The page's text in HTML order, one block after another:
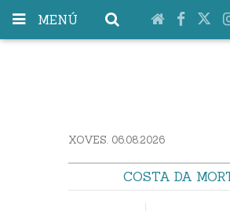
MENÚ
XOVES. 06.08.2026
COSTA DA